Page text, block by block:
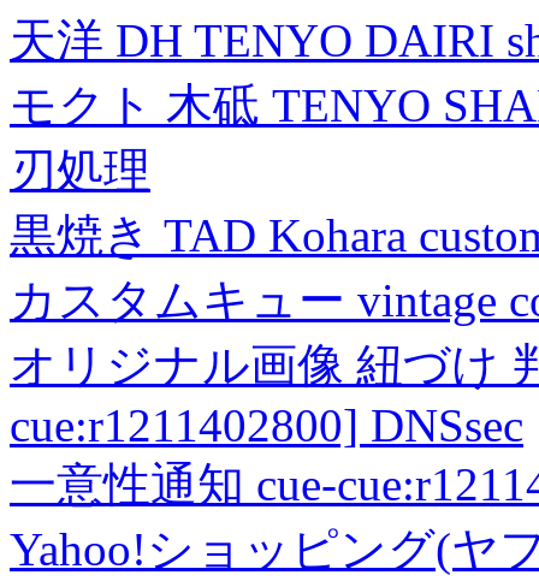
天洋 DH TENYO DAIRI
モクト 木砥 TENYO
刃処理
黒焼き TAD Kohara
カスタムキュー vintage
オリジナル画像 紐づけ
cue:r1211402800] DNSsec
一意性通知 cue-
Yahoo!ショッピング(ヤ